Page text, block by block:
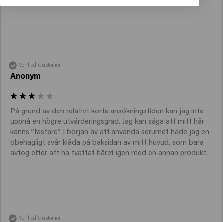
Verified Customer
Anonym
På grund av den relativt korta ansökningstiden kan jag inte
uppnå en högre utvärderingsgrad. Jag kan säga att mitt hår
känns ”fastare”. I början av att använda serumet hade jag en
obehagligt svår klåda på baksidan av mitt huvud, som bara
avtog efter att ha tvättat håret igen med en annan produkt.
Verified Customer